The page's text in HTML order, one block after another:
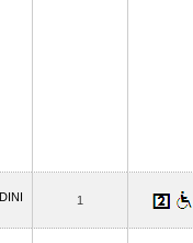
1